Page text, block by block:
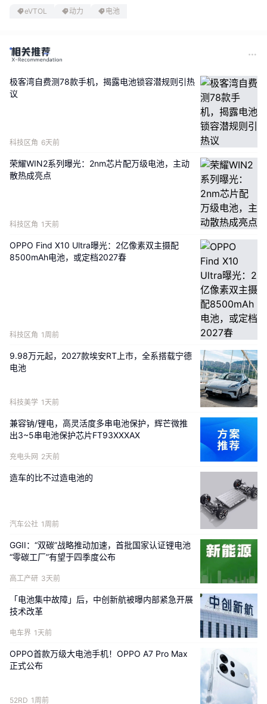
的考验，又要应对大功率放电产生的大量热量。
飞行的关键。现有技术在地面预热与空中温控的整合上
图1 为电动飞机的结构示意图
当前技术存在的问题
现有电动飞机电池包温度管理系统普遍采用“冷却+加
热”两套独立设备，这种分离式设计存在诸多弊端。
从结构复杂性来看，冷却系统通常由液冷管路、水泵、
散热器及风扇组成，通过冷却液循环将电池热量导出，
再经风扇强制风冷散热；加热系统则依赖电加热膜、P
TC加热器或热泵，通过直接接触或热风循环为电池升
温。两套系统的管路、控制模块及动力装置相互独立，
导致机舱内管路布局混乱，增加了设备间的兼容性风
险。例如，冷却系统的液冷管路与加热系统的电缆可能
在重量控制方面，分离式设计显著增加了机载设备重
量。 以典型电动飞机为例，独立冷却系统的散热器和风
扇约重8-12kg，加热系统的PTC加热器及控制模块约
重5-8kg，合计占电池系统总重的15%-20%。额外的
重量不仅降低了飞机的有效载荷，还增加了能耗——每
增加1kg重量，续航里程会减少0.5-1km。
从运行效率角度分析，两套系统的独立工作模式存在能
eVTOL 动力 电池
极客湾自费测78款手机，揭露电池锁容潜规则引热
议
科技区角 6天前
荣耀WIN2系列曝光：2nm芯片配万级电池，主动
散热成亮点
科技区角 1天前
OPPO Find X10 Ultra曝光：2亿像素双主摄配
8500mAh电池，或定档2027春
科技区角 1周前
9.98万元起，2027款埃安RT上市，全系搭载宁德
电池
科技美学 1天前
兼容钠/锂电，高灵活度多串电池保护，辉芒微推
出3~5串电池保护芯片FT93XXXAX
充电头网 2天前
造车的比不过造电池的
汽车公社 1周前
GGII：“双碳”战略推动加速，首批国家认证锂电池
“零碳工厂”有望于四季度公布
高工产研 3天前
「电池集中故障」后，中创新航被曝内部紧急开展
技术改革
电车界 1天前
OPPO首款万级大电池手机！OPPO A7 Pro Max
正式公布
52RD 1周前